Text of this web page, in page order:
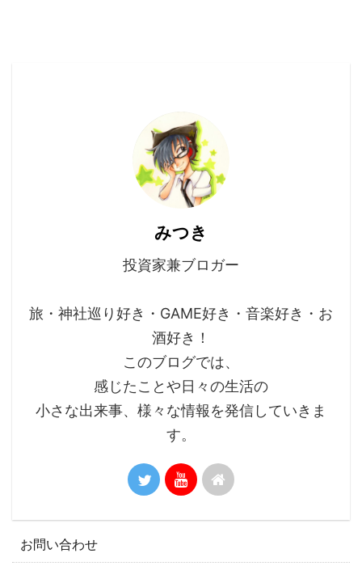
みつき
投資家兼ブロガー
旅・神社巡り好き・GAME好き・音楽好き・お
酒好き！
このブログでは、
感じたことや日々の生活の
小さな出来事、様々な情報を発信していきま
す。
お問い合わせ